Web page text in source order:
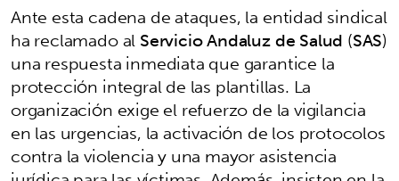
Ante esta cadena de ataques, la entidad sindical
ha reclamado alServicio Andaluz de Salud (SAS)
una respuesta inmediata que garantice la
protección integral de las plantillas. La
organización exige el refuerzo de la vigilancia
en las urgencias, la activación de los protocolos
contra la violencia y una mayor asistencia